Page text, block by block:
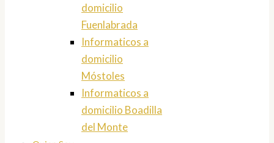
domicilio
Fuenlabrada
Informaticos a
domicilio
Móstoles
Informaticos a
domicilio Boadilla
del Monte